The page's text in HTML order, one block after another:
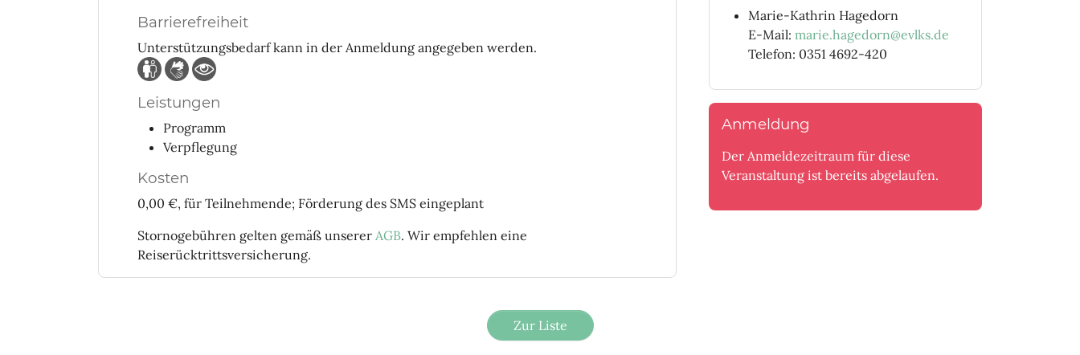
Marie-Kathrin Hagedorn
E-Mail: marie.hagedorn@evlks.de
Telefon: 0351 4692-420
Anmeldung
Der Anmeldezeitraum für diese
Veranstaltung ist bereits abgelaufen.
Barrierefreiheit
Unterstützungsbedarf kann in der Anmeldung angegeben werden.
Leistungen
Programm
Verpflegung
Kosten
0,00 €, für Teilnehmende; Förderung des SMS eingeplant
Stornogebühren gelten gemäß unserer AGB. Wir empfehlen eine
Reiserücktrittsversicherung.
Zur Liste